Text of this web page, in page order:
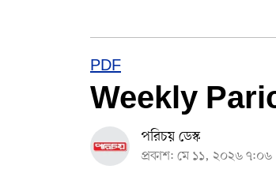
PDF
Weekly
পরিচয় ডেস্ক
প্রকাশ: মে ১১, ২০২৬ ৭:০৬